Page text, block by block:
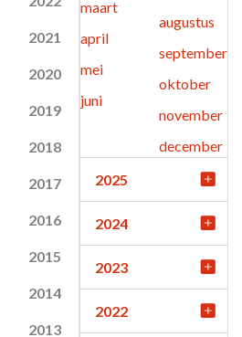
2021
2020
2019
2018
2017
2016
2015
2014
2013
maart
april
mei
juni
augustus
september
oktober
november
december
2025
2024
2023
2022